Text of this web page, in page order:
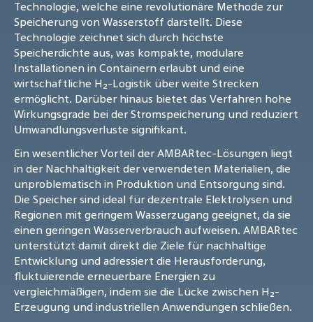
Technologie, welche eine revolutionäre Methode zur
Speicherung von Wasserstoff darstellt. Diese
Technologie zeichnet sich durch höchste
Speicherdichte aus, was kompakte, modulare
Installationen in Containern erlaubt und eine
wirtschaftliche H₂-Logistik über weite Strecken
ermöglicht. Darüber hinaus bietet das Verfahren hohe
Wirkungsgrade bei der Stromspeicherung und reduziert
Umwandlungsverluste signifikant.
Ein wesentlicher Vorteil der AMBARtec-Lösungen liegt
in der Nachhaltigkeit der verwendeten Materialien, die
unproblematisch in Produktion und Entsorgung sind.
Die Speicher sind ideal für dezentrale Elektrolysen und
Regionen mit geringem Wasserzugang geeignet, da sie
einen geringen Wasserverbrauch aufweisen. AMBARtec
unterstützt damit direkt die Ziele für nachhaltige
Entwicklung und adressiert die Herausforderung,
fluktuierende erneuerbare Energien zu
vergleichmäßigen, indem sie die Lücke zwischen H₂-
Erzeugung und industriellen Anwendungen schließen.